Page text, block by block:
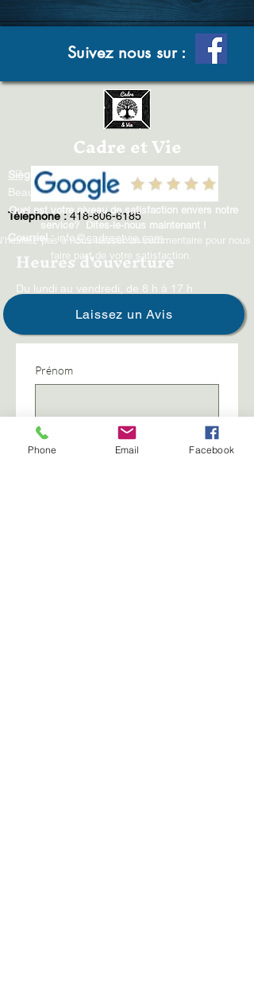
Suivez nous sur :
Cadre et Vie
Siège social
: 120 rue Bertrand,
Beauport, QC G1B 1H7
Téléphone : 418-806-6185
Courriel :info@cadreetvie.com
Heures d'ouverture
Du lundi au vendredi, de 8 h à 17 h
Quel est votre niveau de satisfaction envers notre
service? Dites-le-nous maintenant !​​
pas à nous laisser un commentaire pour nous
faire part de votre satisfaction.
Laissez un Avis
Prénom
Nom de famille
Phone Email Facebook